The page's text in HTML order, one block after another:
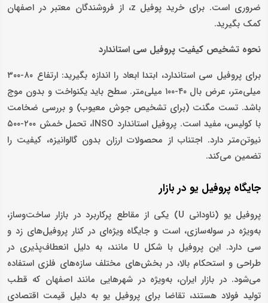
ضروری است. برای خرید پوفیل z، از فروشندگان معتبر در اصفهان
کمک بگیرید.
نحوه تشخیص کیفیت پروفیل سی استاندارد
برای پروفیل سی استاندارد، ابتدا ابعاد را اندازه بگیرید: ارتفاع ۸۰-۳۰۰
میلی‌متر، عرض بال ۴۰-۱۰۰ میلی‌متر. سطح باید یکنواخت و بدون موج
باشد. تست مگنت (برای تشخیص جوش معیوب) و بررسی ضخامت
با کولیس، مفید است. پروفیل استاندارد INSO، تحمل خمش ۲۰۰-۵۰۰
نیوتن‌متر دارد. اجتناب از محصولات ارزان بدون گالوانیزه، کیفیت را
تضمین می‌کند.
جایگاه پروفیل یو در بازار
پروفیل یو (ناودانی U) یکی از مقاطع پرکاربرد در بازار ساخت‌وساز،
به‌ویژه در سوله‌سازی، است و جایگاه ویژه‌ای در کنار پروفیل‌های زد و
سی دارد. این پروفیل با شکل U مانند، به دلیل انعطاف‌پذیری در
طراحی و استحکام بالا، در بخش‌های مختلف سازه‌های فلزی استفاده
می‌شود. در بازار ایران، به‌ویژه در شهرهایی مانند اصفهان که قطب
تولید فولاد هستند، تقاضا برای پروفیل یو به دلیل قیمت اقتصادی